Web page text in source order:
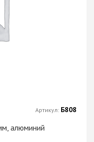
алюминий
Артикул: Б808